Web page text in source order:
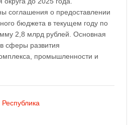
соглашения о предоставлении
бюджета в текущем году по
2,8 млрд рублей. Основная
сферы развития
промышленности и